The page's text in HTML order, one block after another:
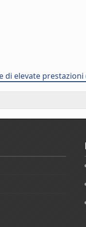
elevate prestazioni